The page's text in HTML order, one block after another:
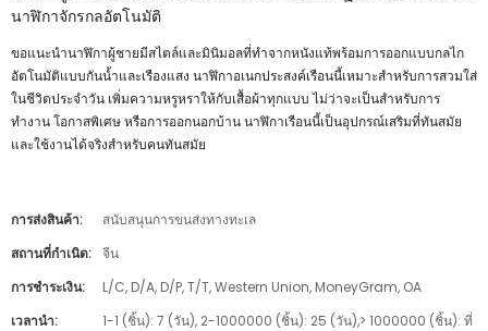
นาฬิกาจักรกลอัตโนมัติ
ขอแนะนำนาฬิกาผู้ชายมีสไตล์และมินิมอลที่ทำจากหนังแท้พร้อมการออกแบบกลไก
อัตโนมัติแบบกันน้ำและเรืองแสง นาฬิกาอเนกประสงค์เรือนนี้เหมาะสำหรับการสวมใส่
ในชีวิตประจำวัน เพิ่มความหรูหราให้กับเสื้อผ้าทุกแบบ ไม่ว่าจะเป็นสำหรับการ
ทำงาน โอกาสพิเศษ หรือการออกนอกบ้าน นาฬิกาเรือนนี้เป็นอุปกรณ์เสริมที่ทันสมัย
และใช้งานได้จริงสำหรับคนทันสมัย
การส่งสินค้า:
สนับสนุนการขนส่งทางทะเล
สถานที่กำเนิด: จีน
การชำระเงิน:
L/C, D/A, D/P, T/T, Western Union, MoneyGram, OA
เวลานำ:
1-1 (ชิ้น): 7 (วัน), 2-1000000 (ชิ้น): 25 (วัน),> 1000000 (ชิ้น): ที่